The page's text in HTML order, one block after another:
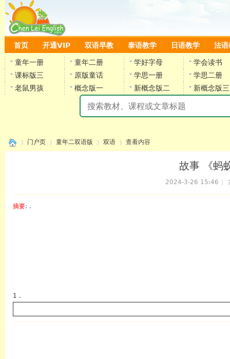
首页 开通VIP 双语早教 泰语教学 日语教学 法语
童年一册 童年二册 学好字母
学会读书
课标版三
原版童话 学思一册
学思二册
老鼠男孩
概念版一 新概念版二 新概念版三
门户页 童年二双语版 双语 查看内容
故事 《蚂
2024-3-26 15:46
摘要: .
1 .